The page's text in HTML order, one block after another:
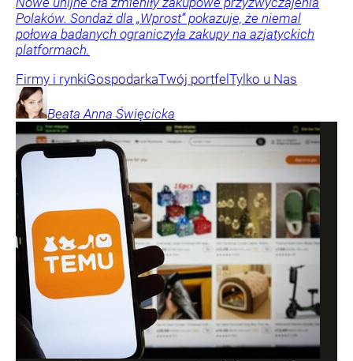
Polaków. Sondaż dla „Wprost” pokazuje, że niemal
połowa badanych ograniczyła zakupy na azjatyckich
platformach.
Firmy i rynkiGospodarkaTwój portfel Tylko u Nas
Beata Anna Święcicka